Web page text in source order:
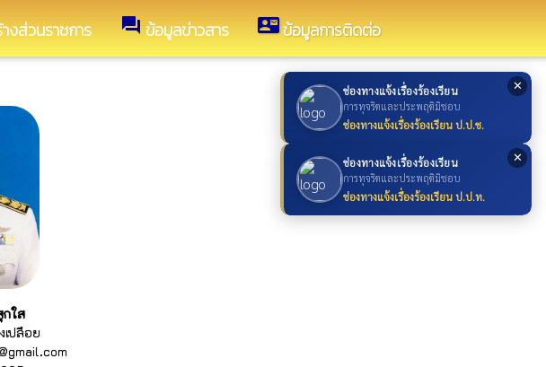
✕
ช่องทางแจ้งเรื่องร้องเรียน
การทุจริตและประพฤติมิชอบ
ช่องทางแจ้งเรื่องร้องเรียน ป.ป.ช.
✕
ช่องทางแจ้งเรื่องร้องเรียน
การทุจริตและประพฤติมิชอบ
ช่องทางแจ้งเรื่องร้องเรียน ป.ป.ท.
งส่วนราชการ forum ข้อมูลข่าวสาร contact_mailข้อมูลการติดต่อ
ใส
ปลือย